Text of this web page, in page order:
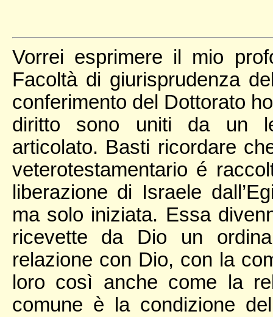
Vorrei esprimere il mio
Facoltà di giurisprudenza
conferimento del Dottorato
diritto sono uniti da un
articolato. Basti ricordare
veterotestamentario é
liberazione di Israele
ma solo iniziata. Essa
ricevette da Dio un
relazione con Dio, con la
loro così anche come la
comune è la condizione